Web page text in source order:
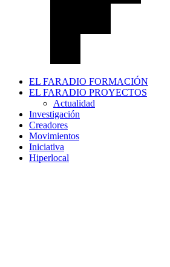
EL FARADIO FORMACIÓN
EL FARADIO PROYECTOS
Actualidad
Investigación
Creadores
Movimientos
Iniciativa
Hiperlocal